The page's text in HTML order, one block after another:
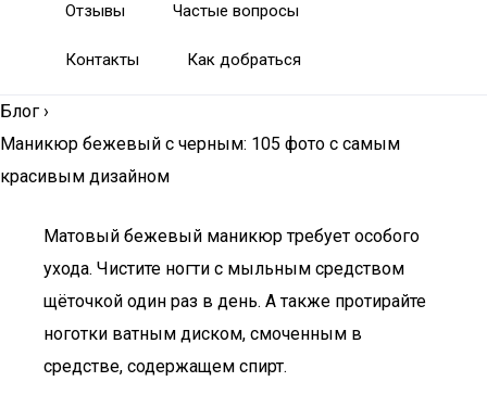
Отзывы Частые вопросы
Контакты Как добраться
Блог ›
Маникюр бежевый с черным: 105 фото с самым
красивым дизайном
Матовый бежевый маникюр требует особого
ухода. Чистите ногти с мыльным средством
щёточкой один раз в день. А также протирайте
ноготки ватным диском, смоченным в
средстве, содержащем спирт.